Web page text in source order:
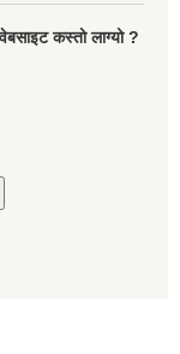
कस्तो लाग्यो ?